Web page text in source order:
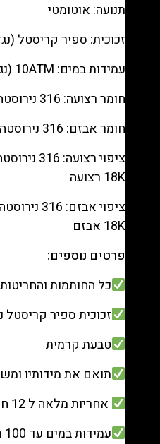
98803353211
תנועה: אוטומטי
זכוכית: ספיר קריסטל
עמידות במים: 10ATM (נגד מים)
חומר רצועה: 316 נירוסטה
חומר אבזם: 316 נירוסטה
ציפוי
18K רצועה
ציפוי
18K אבזם
פרטים נוספים:
כל החותמות והחריטות
זכוכית ספיר קריסטל
טבעת קרמית
תואם את מידותיו
אחריות מלאה ל 12 חודשים
עמידות במים עד 100 מטר